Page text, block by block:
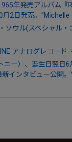
年発売アルバム
2日発売。“Michelle
ソウル(スペシャル
アナログレコード
ー）、誕生日翌日
インタビュー公開